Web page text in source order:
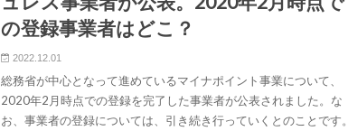
の登録事業者はどこ？
2022.12.01
総務省が中心となって進めているマイナポイント事業について、
2020年2月時点での登録を完了した事業者が公表されました。な
お、事業者の登録については、引き続き行っていくとのことです。